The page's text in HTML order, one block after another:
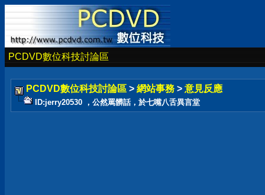
PCDVD數位科技討論區
PCDVD數位科技討論區 > 網站事務 > 意見反應
ID:jerry20530 ，公然罵髒話，於七嘴八舌異言堂